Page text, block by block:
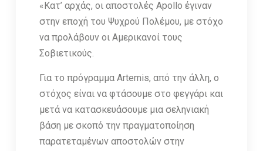
«Κατ’ αρχάς, οι αποστολές Apollo έγιναν
στην εποχή του Ψυχρού Πολέμου, με στόχο
να προλάβουν οι Αμερικανοί τους
Σοβιετικούς.
Για το πρόγραμμα Artemis, από την άλλη, ο
στόχος είναι να φτάσουμε στο φεγγάρι και
μετά να κατασκευάσουμε μια σεληνιακή
βάση με σκοπό την πραγματοποίηση
παρατεταμένων αποστολών στην